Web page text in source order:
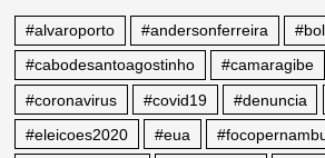
#alvaroporto #andersonferreira
#cabodesantoagostinho
#camaragibe
#coronavirus
#covid19 #denuncia
#eleicoes2020
#eua